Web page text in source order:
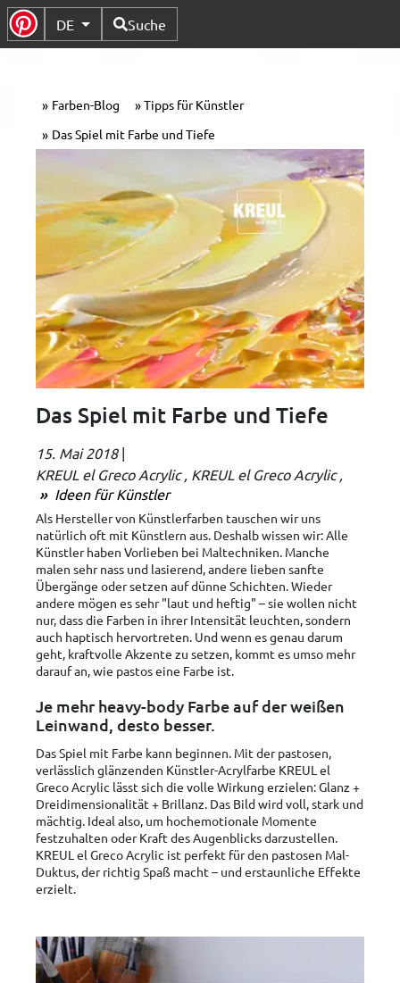
Untermenü Umschalten
DE Verfügbare Sprachen
Suche
Farben-Blog
Tipps für Künstler
Das Spiel mit Farbe und Tiefe
Das Spiel mit Farbe und Tiefe
15. Mai 2018 |
KREUL el Greco Acrylic KREUL el Greco Acrylic
Ideen für Künstler
Als Hersteller von Künstlerfarben tauschen wir uns
natürlich oft mit Künstlern aus. Deshalb wissen wir: Alle
Künstler haben Vorlieben bei Maltechniken. Manche
malen sehr nass und lasierend, andere lieben sanfte
Übergänge oder setzen auf dünne Schichten. Wieder
andere mögen es sehr "laut und heftig" – sie wollen nicht
nur, dass die Farben in ihrer Intensität leuchten, sondern
auch haptisch hervortreten. Und wenn es genau darum
geht, kraftvolle Akzente zu setzen, kommt es umso mehr
darauf an, wie pastos eine Farbe ist.
Je mehr heavy-body Farbe auf der weißen
Leinwand, desto besser.
Das Spiel mit Farbe kann beginnen. Mit der pastosen,
verlässlich glänzenden Künstler-Acrylfarbe KREUL el
Greco Acrylic lässt sich die volle Wirkung erzielen: Glanz +
Dreidimensionalität + Brillanz. Das Bild wird voll, stark und
mächtig. Ideal also, um hochemotionale Momente
festzuhalten oder Kraft des Augenblicks darzustellen.
KREUL el Greco Acrylic ist perfekt für den pastosen Mal-
Duktus, der richtig Spaß macht – und erstaunliche Effekte
erzielt.